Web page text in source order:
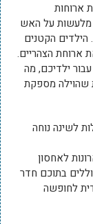
ארוחות
מלעשות על האש
הקטנים
ארוחת הצהריים.
ילדיכם, מה
שהוילה מספקת
לשינה נוחה
לאחסון
בתוכם חדר
לחופשה